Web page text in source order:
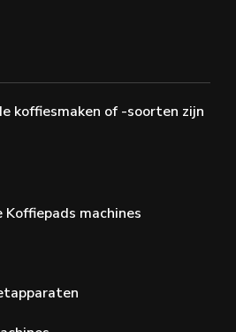
koffiesmaken of -soorten zijn
machines